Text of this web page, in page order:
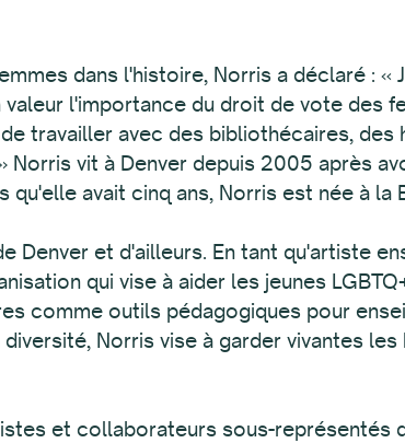
dans l'histoire, Norris a déclaré : «
l'importance du droit de vote des
travailler avec des bibliothécaires, des
vit à Denver depuis 2005 après
avait cinq ans, Norris est née à la
Denver et d'ailleurs. En tant qu'artiste
qui vise à aider les jeunes
comme outils pédagogiques pour
Norris vise à garder vivantes
et collaborateurs sous-représentés